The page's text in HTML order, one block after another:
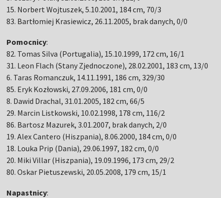
15. Norbert Wojtuszek, 5.10.2001, 184 cm, 70/3
83. Bartłomiej Krasiewicz, 26.11.2005, brak danych, 0/0
Pomocnicy:
82. Tomas Silva (Portugalia), 15.10.1999, 172 cm, 16/1
31. Leon Flach (Stany Zjednoczone), 28.02.2001, 183 cm, 13/0
6. Taras Romanczuk, 14.11.1991, 186 cm, 329/30
85. Eryk Kozłowski, 27.09.2006, 181 cm, 0/0
8. Dawid Drachal, 31.01.2005, 182 cm, 66/5
29. Marcin Listkowski, 10.02.1998, 178 cm, 116/2
86. Bartosz Mazurek, 3.01.2007, brak danych, 2/0
19. Alex Cantero (Hiszpania), 8.06.2000, 184 cm, 0/0
18. Louka Prip (Dania), 29.06.1997, 182 cm, 0/0
20. Miki Villar (Hiszpania), 19.09.1996, 173 cm, 29/2
80. Oskar Pietuszewski, 20.05.2008, 179 cm, 15/1
Napastnicy: